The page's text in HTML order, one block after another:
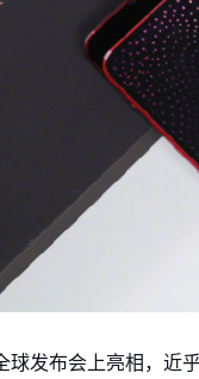
球发布会上亮相，近